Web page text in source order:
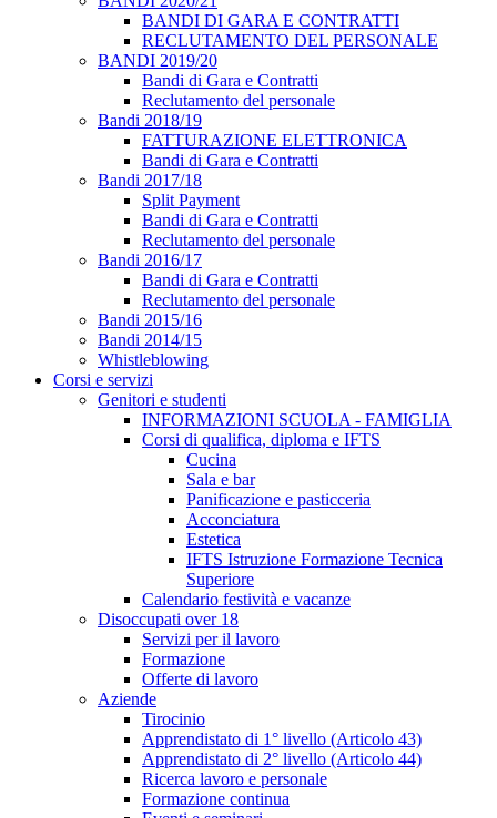
BANDI DI GARA E CONTRATTI
RECLUTAMENTO DEL PERSONALE
BANDI 2019/20
Bandi di Gara e Contratti
Reclutamento del personale
Bandi 2018/19
FATTURAZIONE ELETTRONICA
Bandi di Gara e Contratti
Bandi 2017/18
Split Payment
Bandi di Gara e Contratti
Reclutamento del personale
Bandi 2016/17
Bandi di Gara e Contratti
Reclutamento del personale
Bandi 2015/16
Bandi 2014/15
Whistleblowing
Corsi e servizi
Genitori e studenti
INFORMAZIONI SCUOLA - FAMIGLIA
Corsi di qualifica, diploma e IFTS
Cucina
Sala e bar
Panificazione e pasticceria
Acconciatura
Estetica
IFTS Istruzione Formazione Tecnica
Superiore
Calendario festività e vacanze
Disoccupati over 18
Servizi per il lavoro
Formazione
Offerte di lavoro
Aziende
Tirocinio
Apprendistato di 1° livello (Articolo 43)
Apprendistato di 2° livello (Articolo 44)
Ricerca lavoro e personale
Formazione continua